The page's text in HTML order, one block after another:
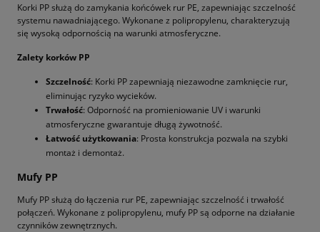
Korki PP służą do zamykania końcówek rur PE, zapewniając szczelność
systemu nawadniającego. Wykonane z polipropylenu, charakteryzują
się wysoką odpornością na warunki atmosferyczne.
Zalety korków PP
Szczelność: Korki PP zapewniają niezawodne zamknięcie rur,
eliminując ryzyko wycieków.
Trwałość: Odporność na promieniowanie UV i warunki
atmosferyczne gwarantuje długą żywotność.
Łatwość użytkowania: Prosta konstrukcja pozwala na szybki
montaż i demontaż.
Mufy PP
Mufy PP służą do łączenia rur PE, zapewniając szczelność i trwałość
połączeń. Wykonane z polipropylenu, mufy PP są odporne na działanie
czynników zewnętrznych.